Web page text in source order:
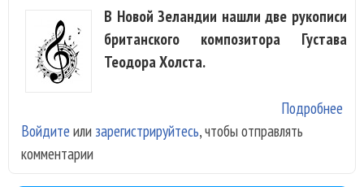
В Новой Зеландии нашли две рукописи
британского композитора Густава
Теодора Холста.
Подробнее
Войдите или зарегистрируйтесь, чтобы отправлять
комментарии